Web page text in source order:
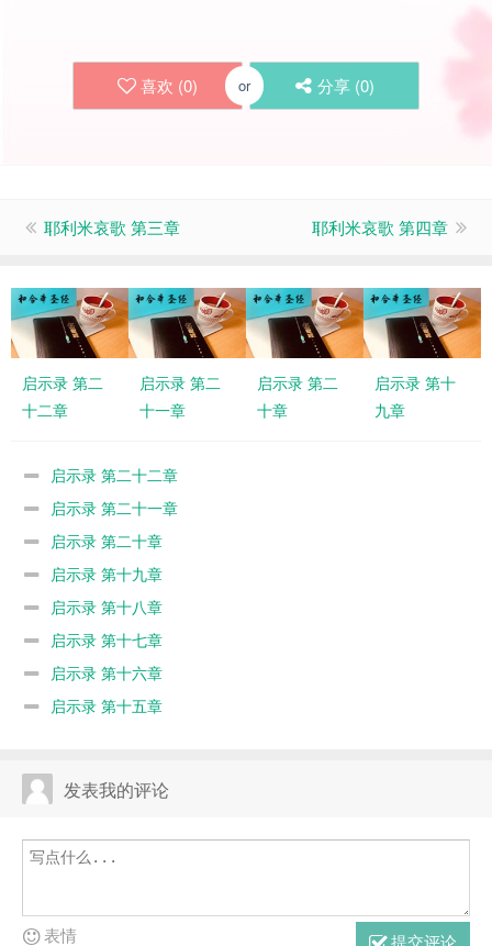
喜欢 (0) or 分享 (0)
耶利米哀歌 第三章 耶利米哀歌 第四章
启示录 第二
十二章
启示录 第二
十一章
启示录 第二
十章
启示录 第十
九章
启示录 第二十二章
启示录 第二十一章
启示录 第二十章
启示录 第十九章
启示录 第十八章
启示录 第十七章
启示录 第十六章
启示录 第十五章
发表我的评论
表情